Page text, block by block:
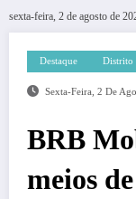
sexta-feira, 2 de agosto de
Destaque Distrito
Sexta-Feira, 2 De
BRB
meios